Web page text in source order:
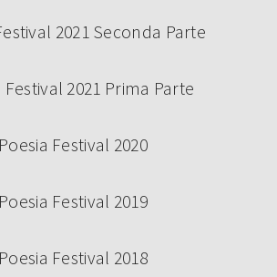
2021 Seconda Parte
Festival 2021 Prima Parte
Poesia Festival 2020
Poesia Festival 2019
Poesia Festival 2018